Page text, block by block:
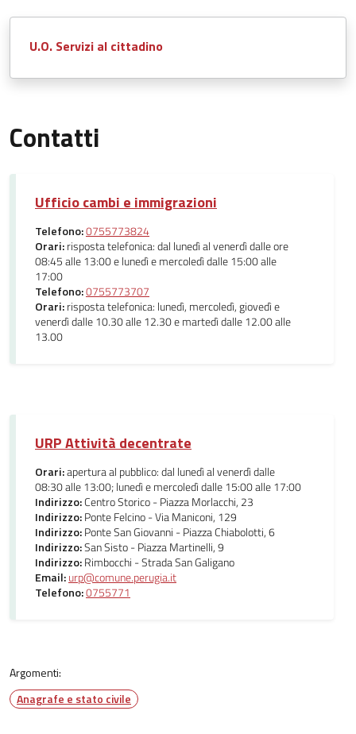
U.O. Servizi al cittadino
Contatti
Ufficio cambi e immigrazioni
Telefono:0755773824
Orari:risposta telefonica: dal lunedì al venerdì dalle ore
08:45 alle 13:00 e lunedì e mercoledì dalle 15:00 alle
17:00
Telefono:0755773707
Orari:risposta telefonica: lunedì, mercoledì, giovedì e
venerdì dalle 10.30 alle 12.30 e martedì dalle 12.00 alle
13.00
URP Attività decentrate
Orari:apertura al pubblico: dal lunedì al venerdì dalle
08:30 alle 13:00; lunedì e mercoledì dalle 15:00 alle 17:00
Indirizzo:Centro Storico - Piazza Morlacchi, 23
Indirizzo:Ponte Felcino - Via Maniconi, 129
Indirizzo:Ponte San Giovanni - Piazza Chiabolotti, 6
Indirizzo:San Sisto - Piazza Martinelli, 9
Indirizzo:Rimbocchi - Strada San Galigano
Email:urp@comune.perugia.it
Telefono:0755771
Argomenti:
Anagrafe e stato civile